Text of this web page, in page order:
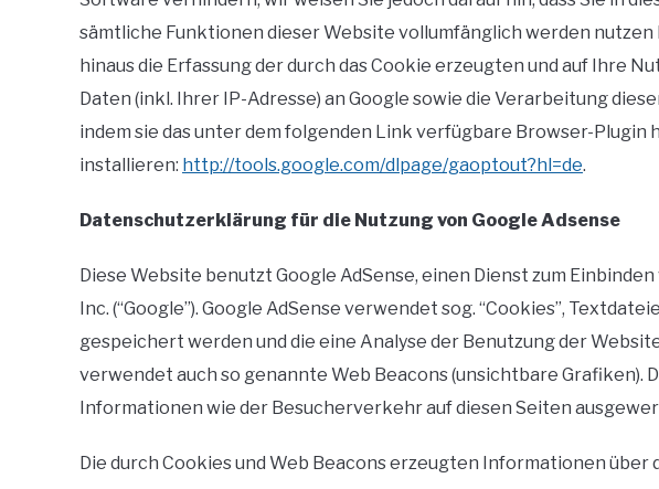
sämtliche Funktionen dieser Website vollumfänglich werden
hinaus die Erfassung der durch das Cookie erzeugten und auf Ihre
Daten (inkl. Ihrer IP-Adresse) an Google sowie die Verarbeitung
indem sie das unter dem folgenden Link verfügbare Browser-Plugin
installieren: http://tools.google.com/dlpage/gaoptout?hl=de.
Datenschutzerklärung für die Nutzung von Google Adsense
Diese Website benutzt Google AdSense, einen Dienst zum
Inc. (“Google”). Google AdSense verwendet sog. “Cookies”,
gespeichert werden und die eine Analyse der Benutzung der
verwendet auch so genannte Web Beacons (unsichtbare Grafiken).
Informationen wie der Besucherverkehr auf diesen Seiten
Die durch Cookies und Web Beacons erzeugten Informationen über